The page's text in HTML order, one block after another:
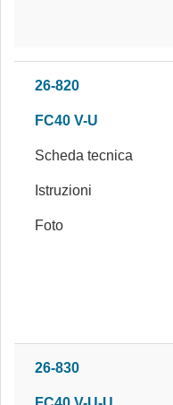
26-820
FC40 V-U
Scheda tecnica
Istruzioni
Foto
26-830